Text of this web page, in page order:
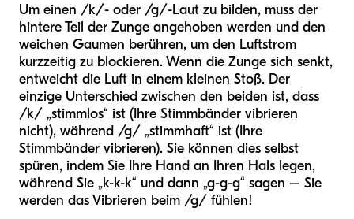
Um einen /k/- oder /g/-Laut zu bilden, muss der
hintere Teil der Zunge angehoben werden und den
weichen Gaumen berühren, um den Luftstrom
kurzzeitig zu blockieren. Wenn die Zunge sich senkt,
entweicht die Luft in einem kleinen Stoß. Der
einzige Unterschied zwischen den beiden ist, dass
/k/ „stimmlos“ ist (Ihre Stimmbänder vibrieren
nicht), während /g/ „stimmhaft“ ist (Ihre
Stimmbänder vibrieren). Sie können dies selbst
spüren, indem Sie Ihre Hand an Ihren Hals legen,
während Sie „k-k-k“ und dann „g-g-g“ sagen – Sie
werden das Vibrieren beim /g/ fühlen!